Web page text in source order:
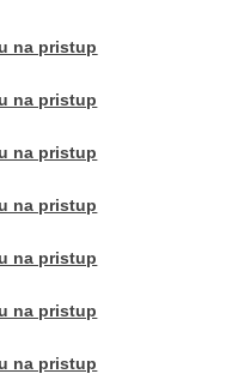
na pristup
na pristup
na pristup
na pristup
na pristup
na pristup
na pristup